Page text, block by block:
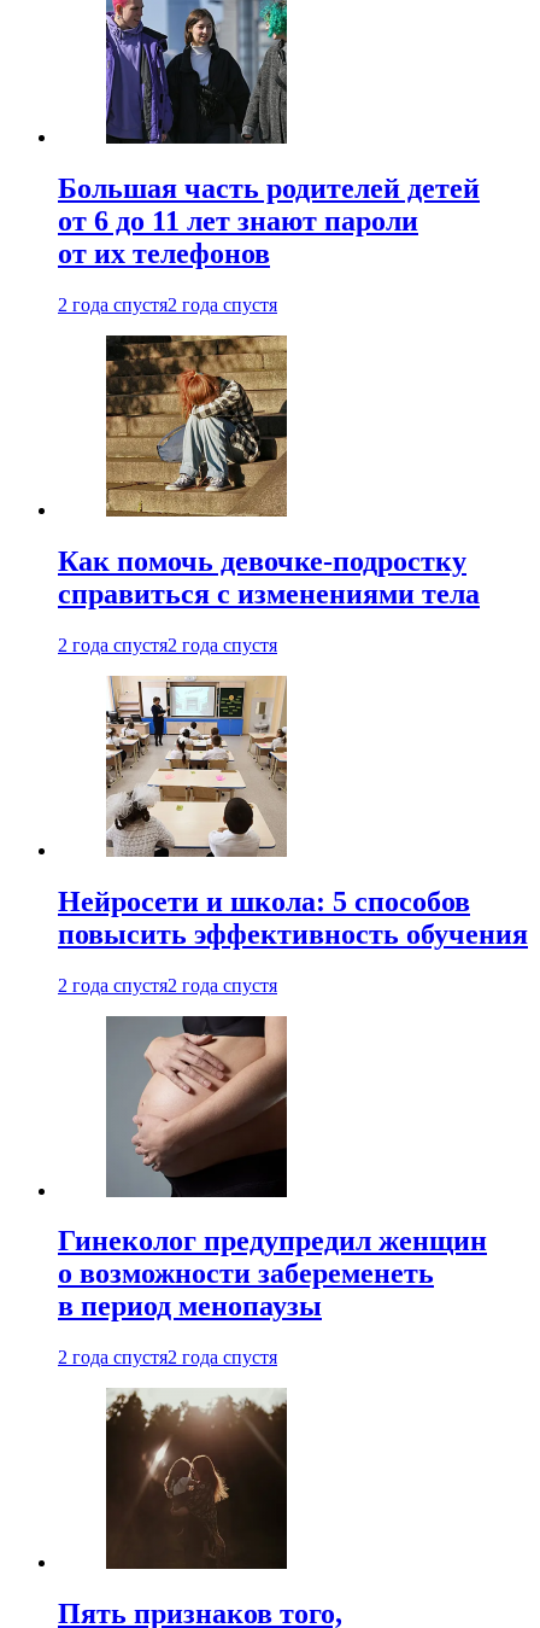
Большая часть родителей детей
от 6 до 11 лет знают пароли
от их телефонов
2 года спустя2 года спустя
Как помочь девочке-подростку
справиться с изменениями тела
2 года спустя2 года спустя
Нейросети и школа: 5 способов
повысить эффективность обучения
2 года спустя2 года спустя
Гинеколог предупредил женщин
о возможности забеременеть
в период менопаузы
2 года спустя2 года спустя
Пять признаков того,